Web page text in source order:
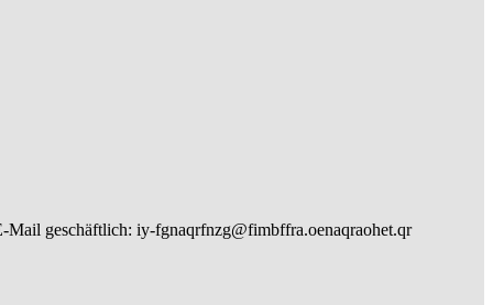
Mail geschäftlich: iy-fgnaqrfnzg@fimbffra.oenaqraohet.qr